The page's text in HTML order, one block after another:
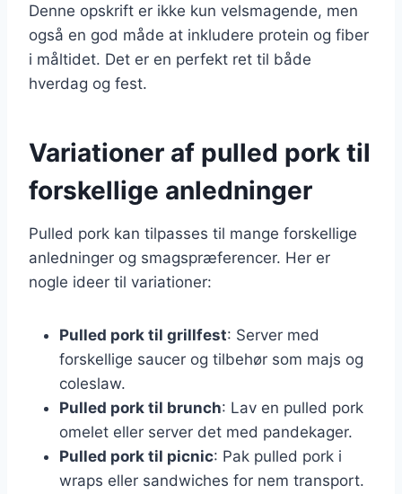
Denne opskrift er ikke kun velsmagende, men
også en god måde at inkludere protein og fiber
i måltidet. Det er en perfekt ret til både
hverdag og fest.
Variationer af pulled pork til
forskellige anledninger
Pulled pork kan tilpasses til mange forskellige
anledninger og smagspræferencer. Her er
nogle ideer til variationer:
Pulled pork til grillfest: Server med
forskellige saucer og tilbehør som majs og
coleslaw.
Pulled pork til brunch: Lav en pulled pork
omelet eller server det med pandekager.
Pulled pork til picnic: Pak pulled pork i
wraps eller sandwiches for nem transport.